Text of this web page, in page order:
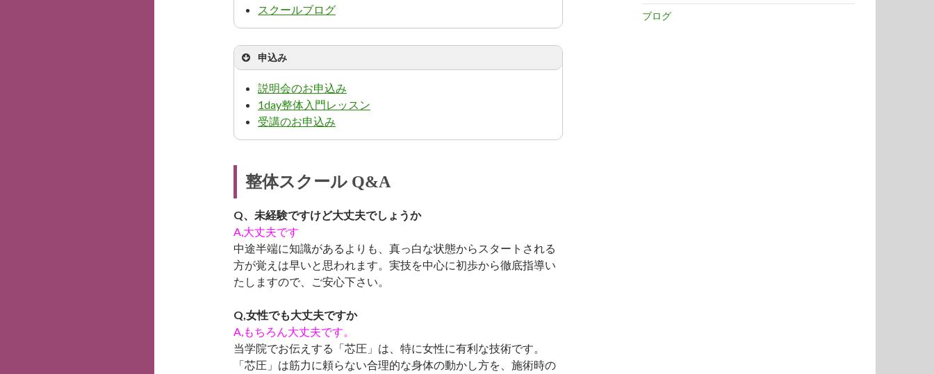
スクールブログ
申込み
説明会のお申込み
1day整体入門レッスン
受講のお申込み
整体スクール Q&A
Q、未経験ですけど大丈夫でしょうか
A,大丈夫です
中途半端に知識があるよりも、真っ白な状態からスタートされる
方が覚えは早いと思われます。実技を中心に初歩から徹底指導い
たしますので、ご安心下さい。
Q,女性でも大丈夫ですか
A,もちろん大丈夫です。
当学院でお伝えする「芯圧」は、特に女性に有利な技術です。
「芯圧」は筋力に頼らない合理的な身体の動かし方を、施術時の
ブログ